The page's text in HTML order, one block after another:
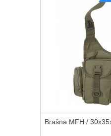
Karabíny1
Magnézium3
Brašna MFH /